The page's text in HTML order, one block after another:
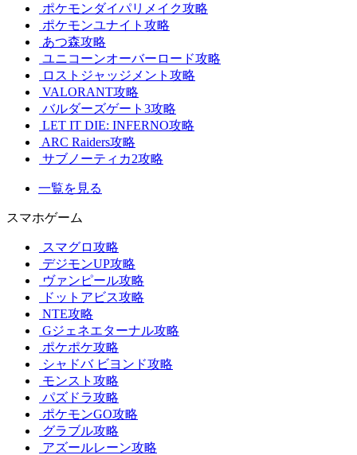
ポケモンダイパリメイク攻略
ポケモンユナイト攻略
あつ森攻略
ユニコーンオーバーロード攻略
ロストジャッジメント攻略
VALORANT攻略
バルダーズゲート3攻略
LET IT DIE: INFERNO攻略
ARC Raiders攻略
サブノーティカ2攻略
一覧を見る
スマホゲーム
スマグロ攻略
デジモンUP攻略
ヴァンピール攻略
ドットアビス攻略
NTE攻略
Gジェネエターナル攻略
ポケポケ攻略
シャドバ ビヨンド攻略
モンスト攻略
パズドラ攻略
ポケモンGO攻略
グラブル攻略
アズールレーン攻略